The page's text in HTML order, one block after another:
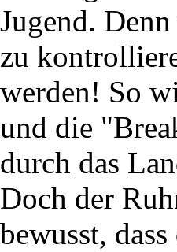
Jugend.
zu
werden! So
und die
durch das
Doch der
bewusst,